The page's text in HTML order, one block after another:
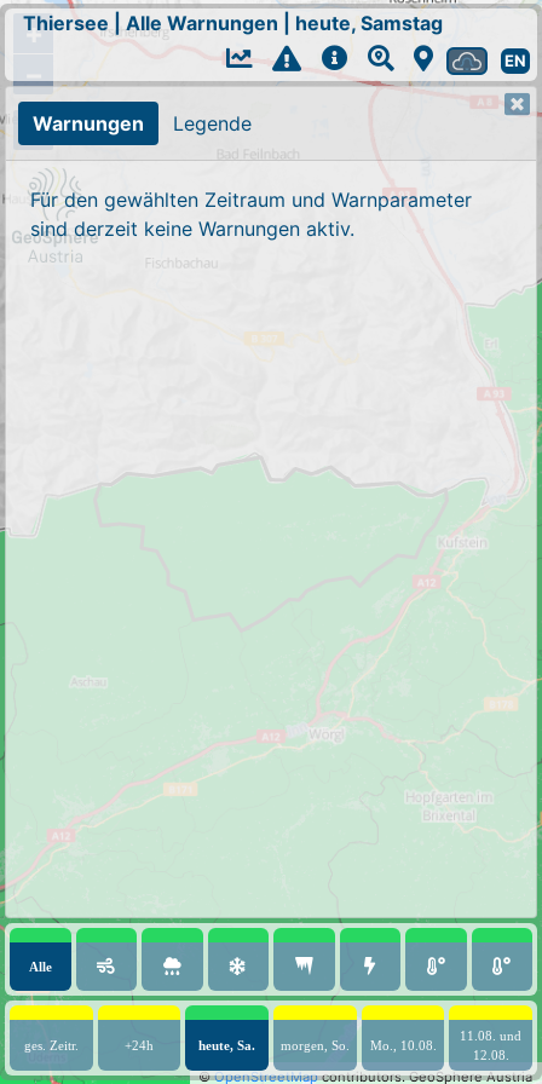
+
−
©OpenStreetMapcontributors. GeoSphere Austria
Thiersee Alle Warnungen heute, Samstag
EN
Warnungen Legende
Für den gewählten Zeitraum und Warnparameter
sind derzeit keine Warnungen aktiv.
Alle
ges. Zeitr. +24h heute, Sa. morgen, So. Mo., 10.08.
11.08. und
12.08.